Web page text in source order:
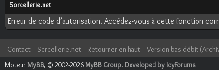
Sorcellerie.net
Erreur de code d’autorisation. Accédez-vous à cette fonction
Contact Sorcellerie.net Retourner en haut
Version bas-débit
Moteur MyBB, © 2002-2026 MyBB Group. Developed by IcyForums